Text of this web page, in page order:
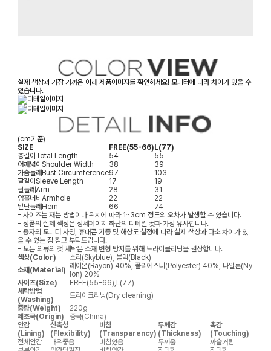
실제 색상과 가장 가까운 아래 제품이미지를 확인하세요! 모니터에 따라 차이가 있을 수
있습니다.
(cm기준)
SIZE
FREE(55-66) L(77)
총길이 Total Length 54
55
어깨넓이 Shoulder Width 38
39
가슴둘레 Bust Circumference97
103
팔길이 Sleeve Length 17
19
팔둘레 Arm 28
31
암홀너비 Armhole 22
22
밑단둘레 Hem 66
74
- 사이즈는 재는 방법이나 위치에 따라 1~3cm 정도의 오차가 발생할 수 있습니다.
- 상품의 실제 색상은 상세페이지 하단의 디테일 컷과 가장 유사합니다.
- 용자의 모니터 사양, 휴대폰 기종 및 해상도 설정에 따라 실제 색상과 다소 차이가 있
을 수 있는 점 참고 부탁드립니다.
- 모든 의류의 첫 세탁은 소재 변형 방지를 위해 드라이클리닝을 권장합니다.
색상(Color)
소라(Skyblue), 블랙(Black)
소재(Material) 레이온(Rayon) 40%, 폴리에스터(Polyester) 40%, 나일론(Ny
lon) 20%
사이즈(Size)
FREE(55-66),L(77)
세탁방법
(Washing)
드라이크리닝(Dry cleaning)
중량(Weight)
220g
제조국(Origin)
중국(China)
안감
(Lining)
신축성
(Flexibility)
비침
(Transparency)
두께감
(Thickness)
촉감
(Touching)
전체안감
매우좋음 비침있음 두꺼움
까슬거림